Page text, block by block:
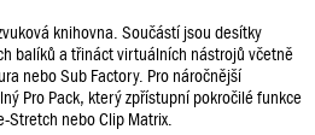
knihovna. Součástí jsou desítky
balíků a třináct virtuálních nástrojů včetně
nebo Sub Factory. Pro náročnější
Pro Pack, který zpřístupní pokročilé funkce
Stretch nebo Clip Matrix.